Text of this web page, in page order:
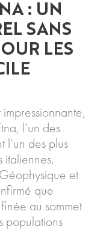
: UN
SANS
LES
l’un des
l’un des plus
italiennes,
et
que
au sommet
populations